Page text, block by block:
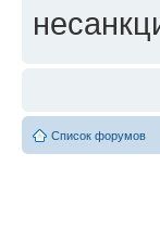
Список форумов